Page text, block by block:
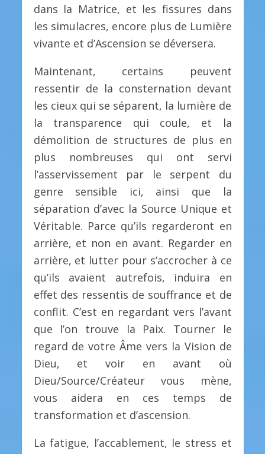
dans la Matrice, et les fissures dans
les simulacres, encore plus de Lumière
vivante et d’Ascension se déversera.
Maintenant, certains peuvent
ressentir de la consternation devant
les cieux qui se séparent, la lumière de
la transparence qui coule, et la
démolition de structures de plus en
plus nombreuses qui ont servi
l’asservissement par le serpent du
genre sensible ici, ainsi que la
séparation d’avec la Source Unique et
Véritable. Parce qu’ils regarderont en
arrière, et non en avant. Regarder en
arrière, et lutter pour s’accrocher à ce
qu’ils avaient autrefois, induira en
effet des ressentis de souffrance et de
conflit. C’est en regardant vers l’avant
que l’on trouve la Paix. Tourner le
regard de votre Âme vers la Vision de
Dieu, et voir en avant où
Dieu/Source/Créateur vous mène,
vous aidera en ces temps de
transformation et d’ascension.
La fatigue, l’accablement, le stress et